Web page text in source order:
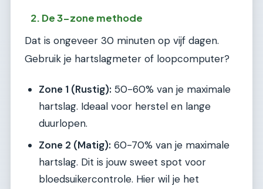
2. De 3-zone methode
Dat is ongeveer 30 minuten op vijf dagen.
Gebruik je hartslagmeter of loopcomputer?
Zone 1 (Rustig): 50-60% van je maximale
hartslag. Ideaal voor herstel en lange
duurlopen.
Zone 2 (Matig): 60-70% van je maximale
hartslag. Dit is jouw sweet spot voor
bloedsuikercontrole. Hier wil je het